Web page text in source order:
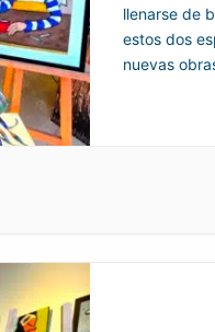
llenarse de
estos dos
nuevas